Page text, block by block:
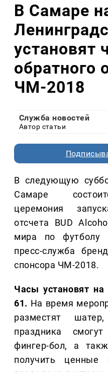
В Самаре
установят
обратного
ЧМ-2018
Служба новостей
Автор статьи
В следующую
Самаре
церемония
отсчета BUD
мира по футболу
пресс-служба
спонсора ЧМ-2018.
Часы установят на
61. На время
разместят
праздника
фингер-бол, а
получить